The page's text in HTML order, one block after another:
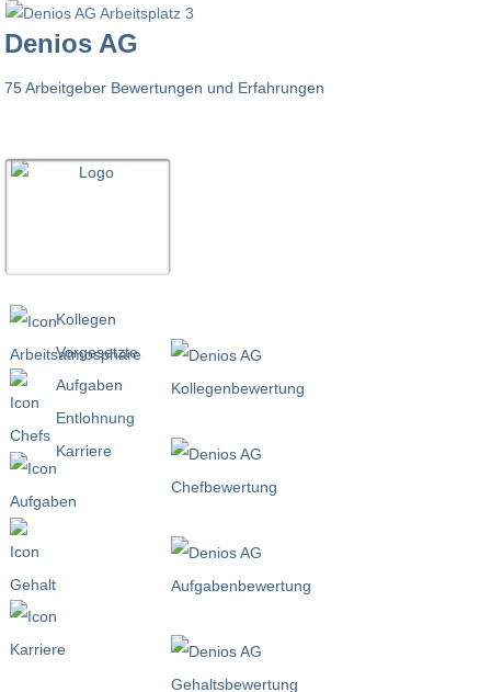
Denios AG
75 Arbeitgeber Bewertungen und Erfahrungen
Kollegen
Vorgesetzte
Aufgaben
Entlohnung
Karriere